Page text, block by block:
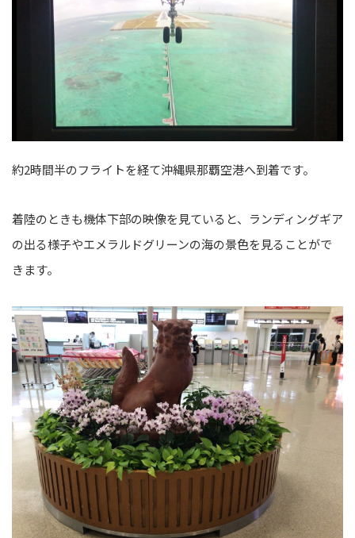
約2時間半のフライトを経て沖縄県那覇空港へ到着です。
着陸のときも機体下部の映像を見ていると、ランディングギア
の出る様子やエメラルドグリーンの海の景色を見ることがで
きます。